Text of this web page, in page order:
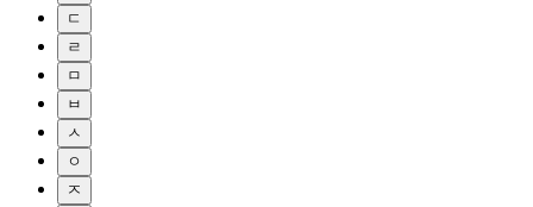
ㄷ
ㄹ
ㅁ
ㅂ
ㅅ
ㅇ
ㅈ